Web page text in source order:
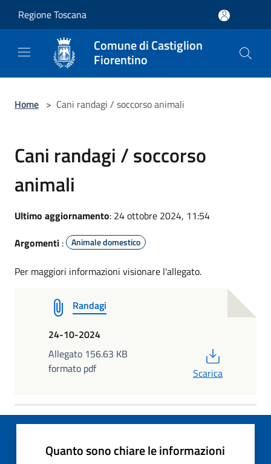
Regione Toscana
Comune di Castiglion
Fiorentino
Home > Cani randagi / soccorso animali
Cani randagi / soccorso
animali
Ultimo aggiornamento: 24 ottobre 2024, 11:54
Argomenti : Animale domestico
Per maggiori informazioni visionare l'allegato.
Randagi
24-10-2024
Allegato 156.63 KB
formato pdf
Scarica
Quanto sono chiare le informazioni